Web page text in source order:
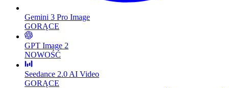
Gemini 3 Pro Image
GORĄCE
GPT Image 2
NOWOŚĆ
Seedance 2.0 AI Video
GORĄCE